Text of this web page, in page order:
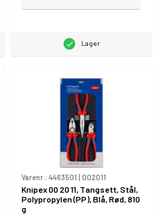
Lager
Varenr.: 4463501 002011
Knipex 00 20 11, Tangsett, Stål,
Polypropylen (PP), Blå, Rød, 810
g